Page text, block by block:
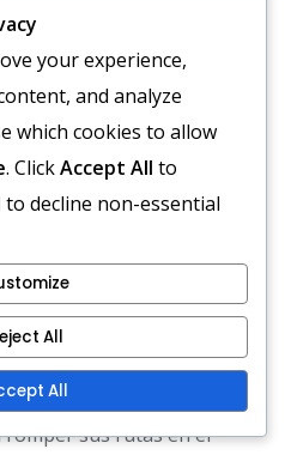
permite mejores
de campo y puede
desajustes contra los
a menudo practican
que los jugadores
situaciones de alta presión.
rupturas de
en la ejecución de
las jugadas de Hail Mary.
sus rutas en el
your experience,
and analyze
which cookies to allow
. ClickAccept All to
to decline non-essential
All
All